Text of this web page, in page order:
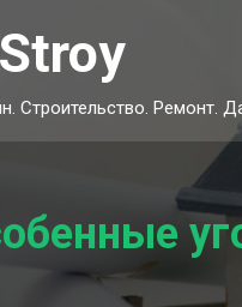
Строительство. Ремонт.